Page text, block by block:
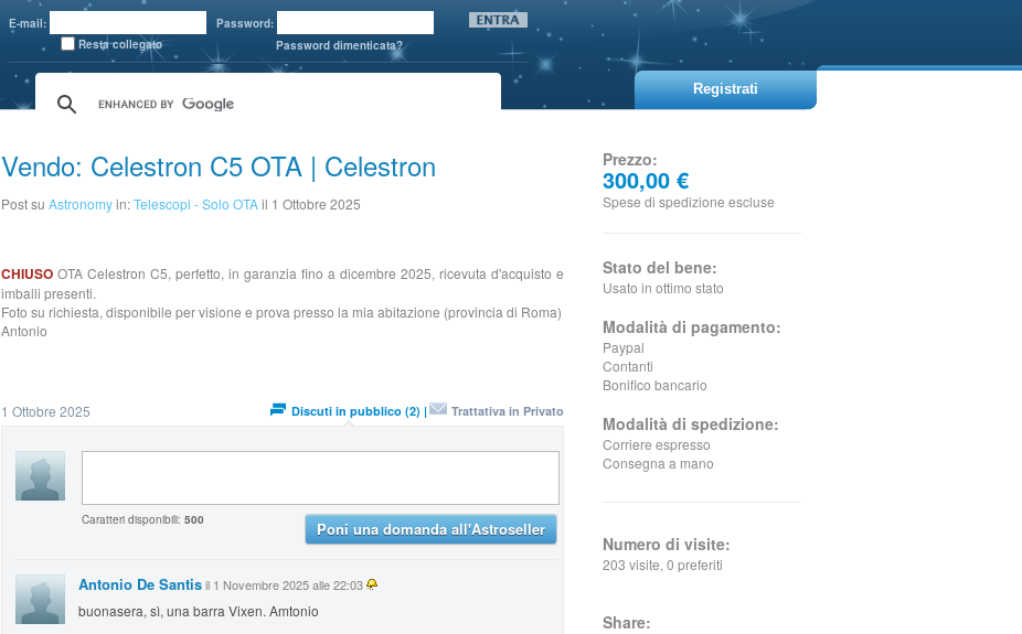
E-mail:
Password:
Resta collegato
Password dimenticata?
Registrati
Vendo: Celestron C5 OTA | Celestron
Post su Astronomyin:Telescopi - Solo OTAil 1 Ottobre 2025
CHIUSO OTA Celestron C5, perfetto, in garanzia fino a dicembre 2025, ricevuta d'acquisto e
imballi presenti.
Foto su richiesta, disponibile per visione e prova presso la mia abitazione (provincia di Roma)
Antonio
1 Ottobre 2025 Discuti in pubblico (2) | Trattativa in Privato
Caratteri disponibili: 500 Poni una domanda all'Astroseller
Antonio De Santisil 1 Novembre 2025 alle 22:03
buonasera, sì, una barra Vixen. Amtonio
Prezzo:
300,00 €
Spese di spedizione escluse
Stato del bene:
Usato in ottimo stato
Modalità di pagamento:
Paypal
Contanti
Bonifico bancario
Modalità di spedizione:
Corriere espresso
Consegna a mano
Numero di visite:
203 visite, 0 preferiti
Share: